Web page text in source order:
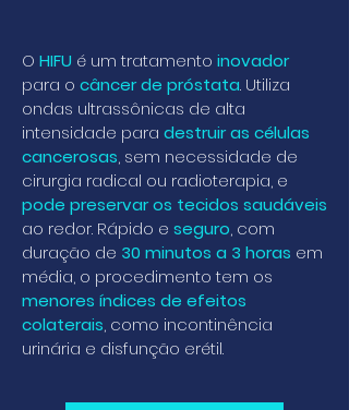
O HIFU é um tratamento inovador
para o câncer de próstata. Utiliza
ondas ultrassônicas de alta
intensidade para destruir as células
cancerosas, sem necessidade de
cirurgia radical ou radioterapia, e
pode preservar os tecidos saudáveis
ao redor. Rápido e seguro, com
duração de 30 minutos a 3 horas em
média, o procedimento tem os
menores índices de efeitos
colaterais, como incontinência
urinária e disfunção erétil.